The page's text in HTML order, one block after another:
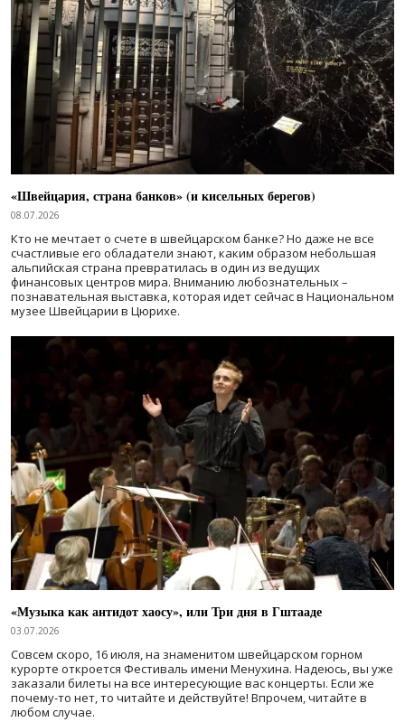
«Швейцария, страна банков» (и кисельных берегов)
08.07.2026
Кто не мечтает о счете в швейцарском банке? Но даже не все
счастливые его обладатели знают, каким образом небольшая
альпийская страна превратилась в один из ведущих
финансовых центров мира. Вниманию любознательных –
познавательная выставка, которая идет сейчас в Национальном
музее Швейцарии в Цюрихе.
«Музыка как антидот хаосу», или Три дня в Гштааде
03.07.2026
Совсем скоро, 16 июля, на знаменитом швейцарском горном
курорте откроется Фестиваль имени Менухина. Надеюсь, вы уже
заказали билеты на все интересующие вас концерты. Если же
почему-то нет, то читайте и действуйте! Впрочем, читайте в
любом случае.